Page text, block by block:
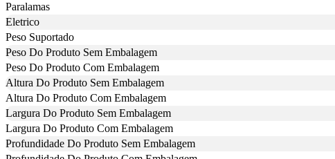
Paralamas
Eletrico
Peso Suportado
Peso Do Produto Sem Embalagem
Peso Do Produto Com Embalagem
Altura Do Produto Sem Embalagem
Altura Do Produto Com Embalagem
Largura Do Produto Sem Embalagem
Largura Do Produto Com Embalagem
Profundidade Do Produto Sem Embalagem